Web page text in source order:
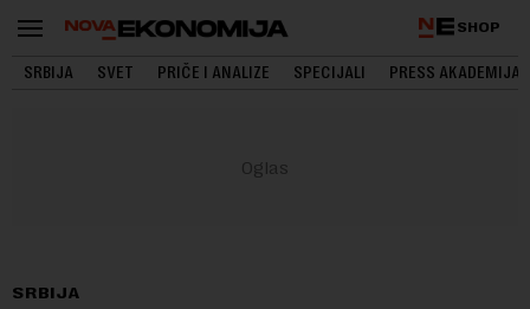
SHOP
SRBIJA SVET PRIČE I ANALIZE SPECIJALI PRESS AKADEMIJA
SRBIJA